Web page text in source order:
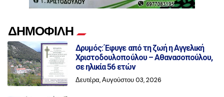
ΔΗΜΟΦΙΛΗ
Δρυμός: Έφυγε από τη ζωή η Αγγελική
Χριστοδουλοπούλου – Αθανασοπούλου,
σε ηλικία 56 ετών
Δευτέρα, Αυγούστου 03, 2026